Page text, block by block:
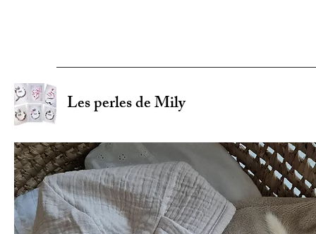
Les perles de Mily